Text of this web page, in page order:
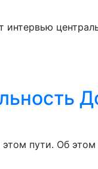
этом пути. Об